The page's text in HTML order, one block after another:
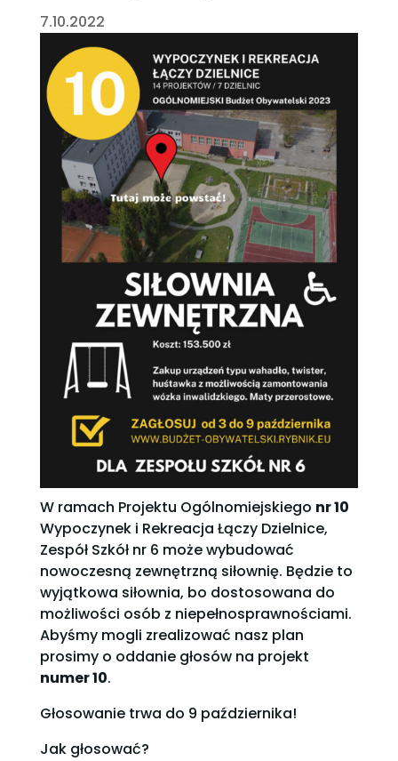
7.10.2022
W ramach Projektu Ogólnomiejskiego nr 10
Wypoczynek i Rekreacja Łączy Dzielnice,
Zespół Szkół nr 6 może wybudować
nowoczesną zewnętrzną siłownię. Będzie to
wyjątkowa siłownia, bo dostosowana do
możliwości osób z niepełnosprawnościami.
Abyśmy mogli zrealizować nasz plan
prosimy o oddanie głosów na projekt
numer 10.
Głosowanie trwa do 9 października!
Jak głosować?